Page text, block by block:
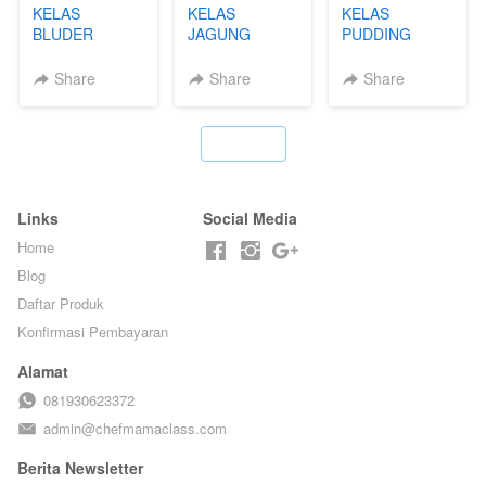
KELAS
BLUDER
CHEF DITA
Share
KELAS
JAGUNG
TAIWAN -
FOOD- BY
CHEF
Share
KELAS
PUDDING
HOL**ND -
Share
Links
Home
Blog
Daftar Produk
Konfirmasi Pembayaran
Social Media
Alamat
081930623372
admin@chefmamaclass.com
Berita Newsletter